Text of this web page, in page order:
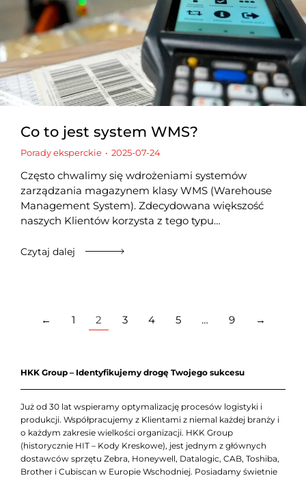
Co to jest system WMS?
Porady eksperckie 2025-07-24
Często chwalimy się wdrożeniami systemów
zarządzania magazynem klasy WMS (Warehouse
Management System). Zdecydowana większość
naszych Klientów korzysta z tego typu…
Czytaj dalej
← 1 2 3 4 5 … 9 →
HKK Group – Identyfikujemy drogę Twojego sukcesu
Już od 30 lat wspieramy optymalizację procesów logistyki i
produkcji. Współpracujemy z Klientami z niemal każdej branży i
o każdym zakresie wielkości organizacji. HKK Group
(historycznie HIT – Kody Kreskowe), jest jednym z głównych
dostawców sprzętu Zebra, Honeywell, Datalogic, CAB, Toshiba,
Brother i Cubiscan w Europie Wschodniej. Posiadamy świetnie